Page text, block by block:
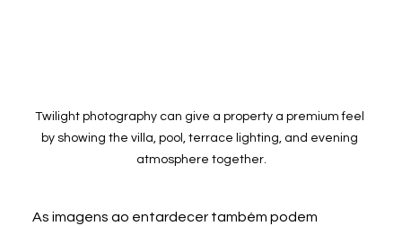
Twilight photography can give a property a premium feel
by showing the villa, pool, terrace lighting, and evening
atmosphere together.
As imagens ao entardecer também podem